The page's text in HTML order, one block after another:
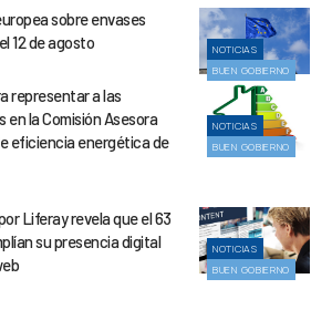
NOTICIAS
BUEN GOBIERNO
sobre envases
12 de agosto
NOTICIAS
BUEN GOBIERNO
representar a las
en la Comisión Asesora
eficiencia energética de
NOTICIAS
BUEN GOBIERNO
Liferay revela que el 63
su presencia digital